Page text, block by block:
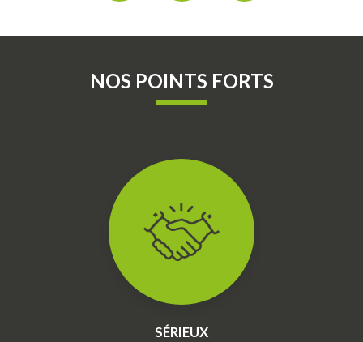
NOS POINTS FORTS
SÉRIEUX